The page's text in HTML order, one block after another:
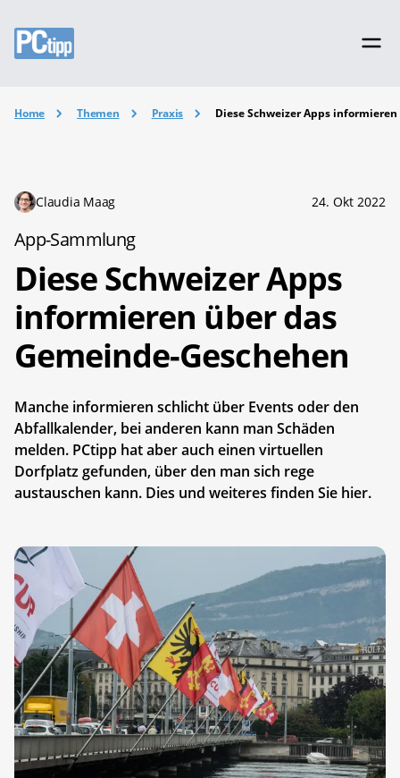
Home Themen Praxis Diese Schweizer Apps
Claudia Maag 24. Okt 2022
App-Sammlung
Diese Schweizer Apps
informieren über das
Gemeinde-Geschehen
Manche informieren schlicht über Events oder den
Abfallkalender, bei anderen kann man Schäden
melden. PCtipp hat aber auch einen virtuellen
Dorfplatz gefunden, über den man sich rege
austauschen kann. Dies und weiteres finden Sie hier.